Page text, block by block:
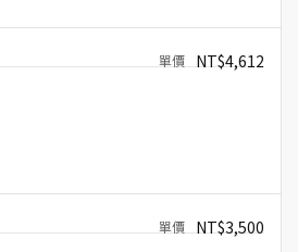
NT$4,612
NT$3,500